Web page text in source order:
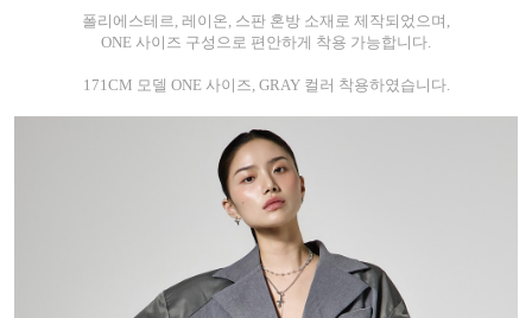
폴리에스테르, 레이온, 스판 혼방 소재로 제작되었으며,
ONE 사이즈 구성으로 편안하게 착용 가능합니다.
171CM 모델 ONE 사이즈, GRAY 컬러 착용하였습니다.